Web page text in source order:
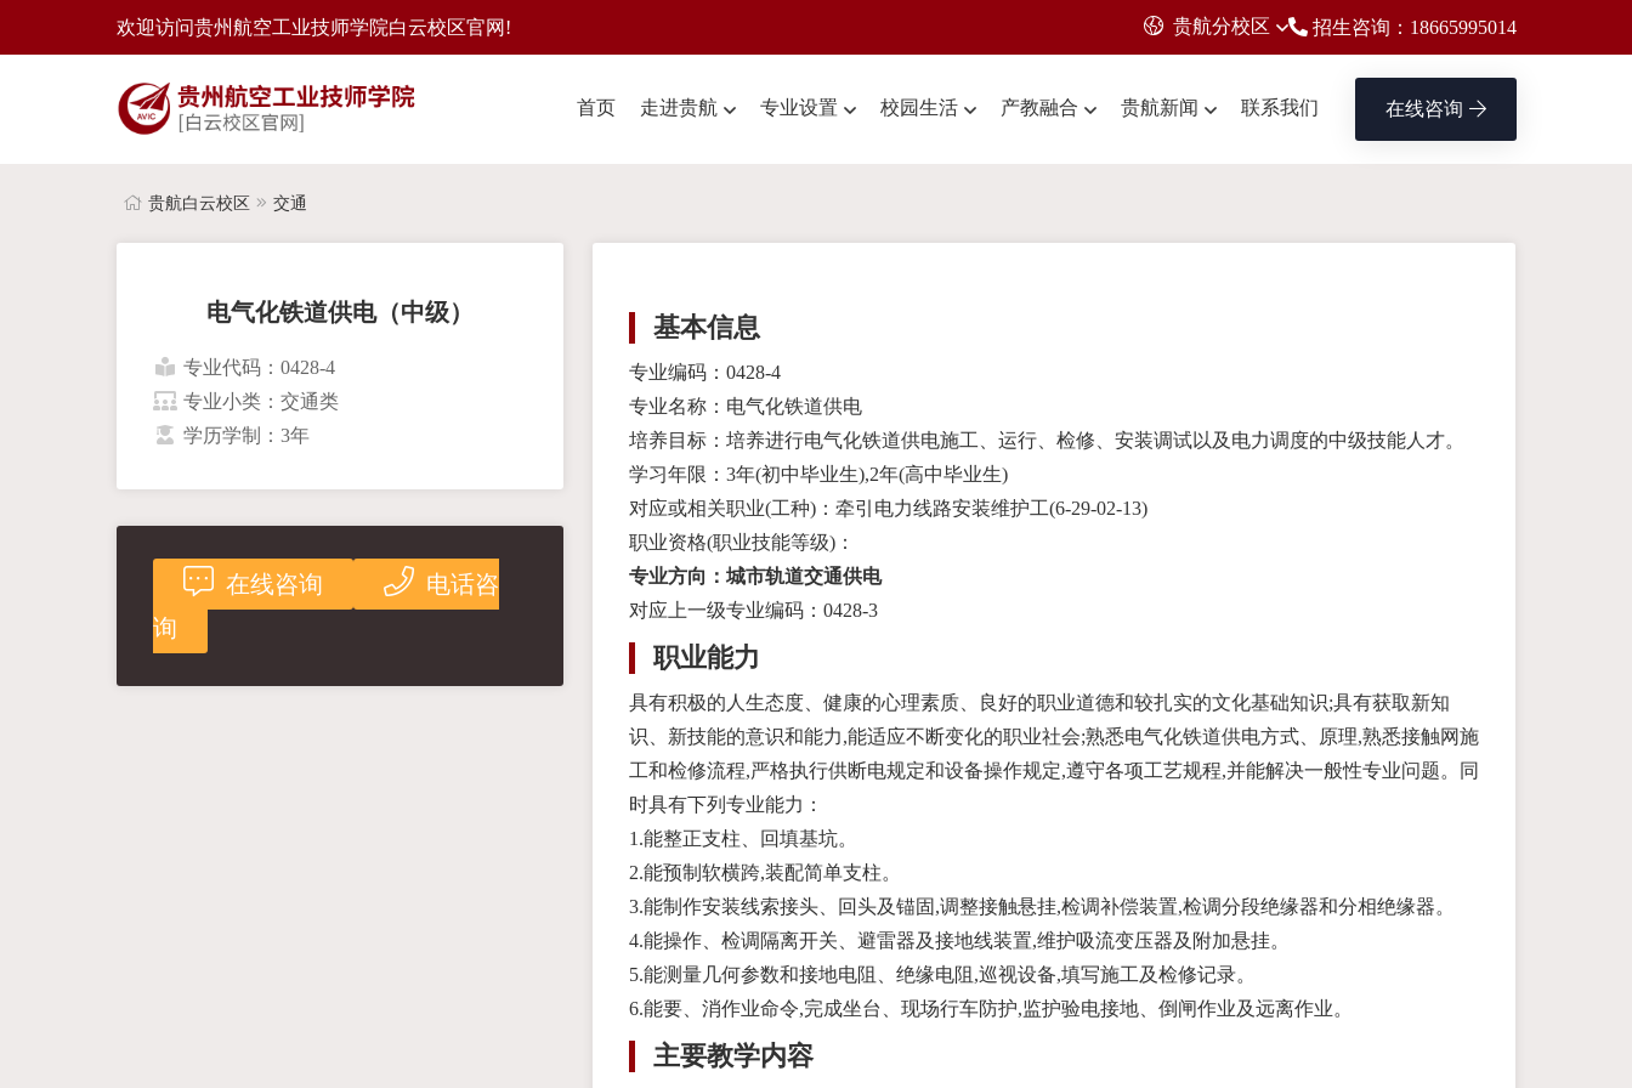
欢迎访问贵州航空工业技师学院白云校区官网! 贵航分校区 招生咨询：18665995014
首页 走进贵航 专业设置 校园生活 产教融合 贵航新闻 联系我们 在线咨询
贵航白云校区 交通
电气化铁道供电（中级）
专业代码：0428-4
专业小类：交通类
学历学制：3年
在线咨询
电话咨
询
基本信息
专业编码：0428-4
专业名称：电气化铁道供电
培养目标：培养进行电气化铁道供电施工、运行、检修、安装调试以及电力调度的中级技能人才。
学习年限：3年(初中毕业生),2年(高中毕业生)
对应或相关职业(工种)：牵引电力线路安装维护工(6-29-02-13)
职业资格(职业技能等级)：
专业方向：城市轨道交通供电
对应上一级专业编码：0428-3
职业能力
具有积极的人生态度、健康的心理素质、良好的职业道德和较扎实的文化基础知识;具有获取新知
识、新技能的意识和能力,能适应不断变化的职业社会;熟悉电气化铁道供电方式、原理,熟悉接触网施
工和检修流程,严格执行供断电规定和设备操作规定,遵守各项工艺规程,并能解决一般性专业问题。同
时具有下列专业能力：
1.能整正支柱、回填基坑。
2.能预制软横跨,装配简单支柱。
3.能制作安装线索接头、回头及锚固,调整接触悬挂,检调补偿装置,检调分段绝缘器和分相绝缘器。
4.能操作、检调隔离开关、避雷器及接地线装置,维护吸流变压器及附加悬挂。
5.能测量几何参数和接地电阻、绝缘电阻,巡视设备,填写施工及检修记录。
6.能要、消作业命令,完成坐台、现场行车防护,监护验电接地、倒闸作业及远离作业。
主要教学内容